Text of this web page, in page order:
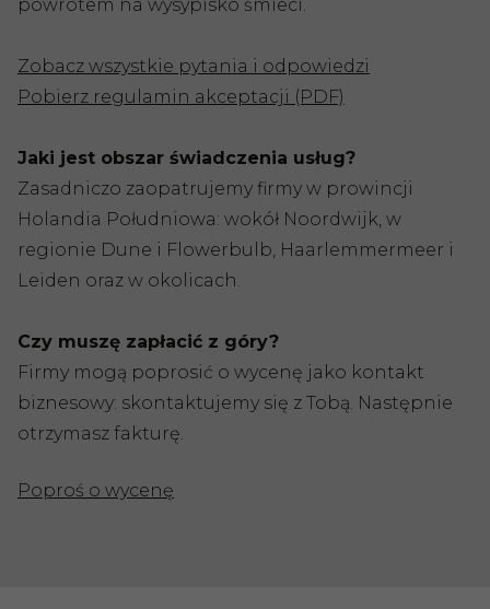
powrotem na wysypisko śmieci.
Zobacz wszystkie pytania i odpowiedzi
Pobierz regulamin akceptacji (PDF)
Jaki jest obszar świadczenia usług?
Zasadniczo zaopatrujemy firmy w prowincji
Holandia Południowa: wokół Noordwijk, w
regionie Dune i Flowerbulb, Haarlemmermeer i
Leiden oraz w okolicach.
Czy muszę zapłacić z góry?
Firmy mogą poprosić o wycenę jako kontakt
biznesowy: skontaktujemy się z Tobą. Następnie
otrzymasz fakturę.
Poproś o wycenę